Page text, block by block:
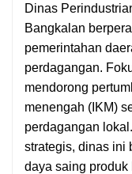
Dinas
Bangkalan
pemerintahan
perdagangan.
mendorong
menengah (IKM)
perdagangan
strategis, dinas ini
daya saing